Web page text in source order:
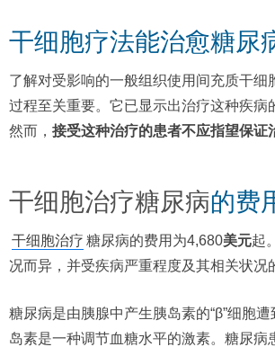
干细胞疗法能治愈糖尿
了解对受影响的一般组织使用间充质干细
过程至关重要。它已显示出治疗这种疾病
然而， 接受这种治疗的患者不应指望保证
干细胞治疗糖尿病的费
干细胞治疗 糖尿病的费用为4,680美元起
况而异，并受疾病严重程度及其相关状况
糖尿病是由胰腺中产生胰岛素的“β”细胞
岛素是一种调节血糖水平的激素。糖尿病